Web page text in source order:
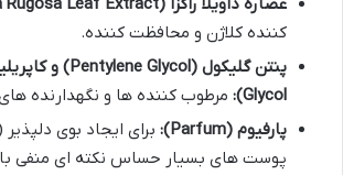
کننده کلاژن و محافظت کننده.
Glycol):
مرطوب کننده ها و نگهدارنده
پارفیوم (Parfum):
برای ایجاد بوی
پوست های بسیار حساس نکته ای منفی